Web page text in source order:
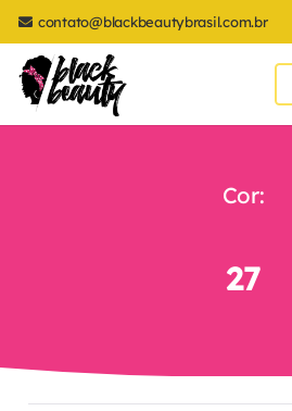
contato@blackbeautybrasil.com.br
Cor:
27